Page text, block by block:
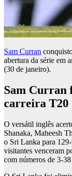
Sam Curran
abertura da série em
(30 de janeiro).
Sam Curran
carreira T20
O versátil inglês
Shanaka, Maheesh
o Sri Lanka para
visitantes venceram
com números de 3-